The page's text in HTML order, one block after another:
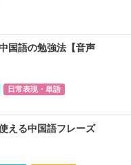
国語の勉強法【音声
日常表現・単語
える中国語フレーズ